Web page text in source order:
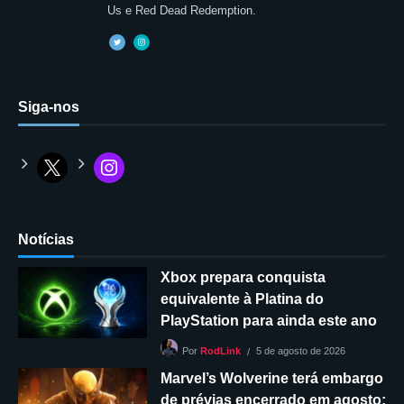
Us e Red Dead Redemption.
Siga-nos
Notícias
Xbox prepara conquista
equivalente à Platina do
PlayStation para ainda este ano
Por RodLink 5 de agosto de 2026
Marvel’s Wolverine terá embargo
de prévias encerrado em agosto;